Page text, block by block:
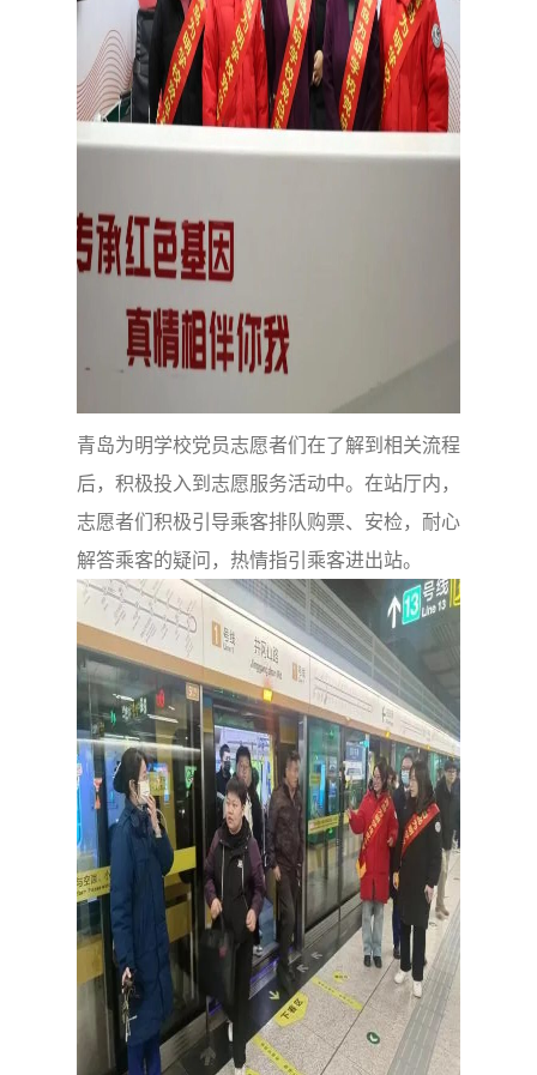
青岛为明学校党员志愿者们在了解到相关流程
后，积极投入到志愿服务活动中。在站厅内，
志愿者们积极引导乘客排队购票、安检，耐心
解答乘客的疑问，热情指引乘客进出站。